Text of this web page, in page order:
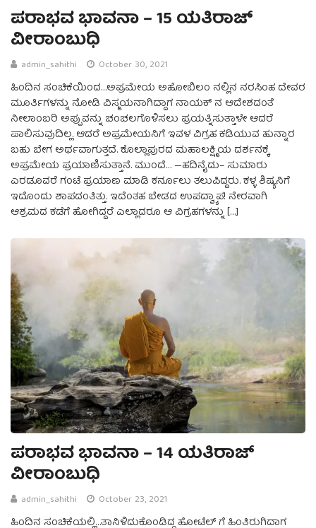
ಪರಾಭವ ಭಾವನಾ – 15 ಯತಿರಾಜ್
ವೀರಾಂಬುಧಿ
admin_sahithi October 30, 2021
ಹಿಂದಿನ ಸಂಚಿಕೆಯಿಂದ…ಅಪ್ರಮೇಯ ಅಹೋಬಿಲಂ ನಲ್ಲಿನ ನರಸಿಂಹ ದೇವರ
ಮೂರ್ತಿಗಳನ್ನು ನೋಡಿ ವಿಸ್ಮಯನಾಗಿದ್ದಾಗ ನಾಯಕ್ ನ ಆದೇಶದಂತೆ
ನೀಲಾಂಬರಿ ಅಪ್ಪುವನ್ನು ಚಂಚಲಗೊಳಿಸಲು ಪ್ರಯತ್ನಿಸುತ್ತಾಳೇ ಆದರೆ
ಪಾಲಿಸುವುದಿಲ್ಲ. ಆದರೆ ಅಪ್ರಮೇಯನಿಗೆ ಇವಳ ವಿಗ್ರಹ ಕಡಿಯುವ ಹುನ್ನಾರ
ಬಹು ಬೇಗ ಅರ್ಥವಾಗುತ್ತದೆ. ಕೊಲ್ಲಾಪುರದ ಮಹಾಲಕ್ಷ್ಮಿಯ ದರ್ಶನಕ್ಕೆ
ಅಪ್ರಮೇಯ ಪ್ರಯಾಣಿಸುತ್ತಾನೆ. ಮುಂದೆ… —ಹದಿನೈದು– ಸುಮಾರು
ಎರಡೂವರೆ ಗಂಟೆ ಪ್ರಯಾಣ ಮಾಡಿ ಕರ್ನೂಲು ತಲುಪಿದ್ದರು. ಕಳ್ಳ ಶಿಷ್ಯನಿಗೆ
ಇದೊಂದು ಶಾಪದಂತಿತ್ತು. ಇದೆಂತಹ ಬೇಡದ ಉಪದ್ವ್ಯಾಪ! ನೇರವಾಗಿ
ಆಶ್ರಮದ ಕಡೆಗೆ ಹೋಗಿದ್ದರೆ ಎಲ್ಲಾದರೂ ಆ ವಿಗ್ರಹಗಳನ್ನು […]
ಪರಾಭವ ಭಾವನಾ – 14 ಯತಿರಾಜ್
ವೀರಾಂಬುಧಿ
admin_sahithi October 23, 2021
ಹಿಂದಿನ ಸಂಚಿಕೆಯಲ್ಲಿ…ತಾನಿಳಿದುಕೊಂಡಿದ್ದ ಹೋಟೆಲ್ ಗೆ ಹಿಂತಿರುಗಿದಾಗ